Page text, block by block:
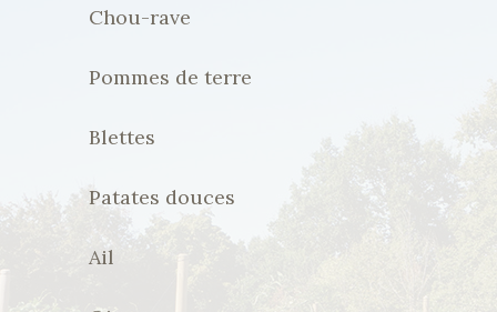
Chou-rave
Pommes de terre
Blettes
Patates douces
Ail